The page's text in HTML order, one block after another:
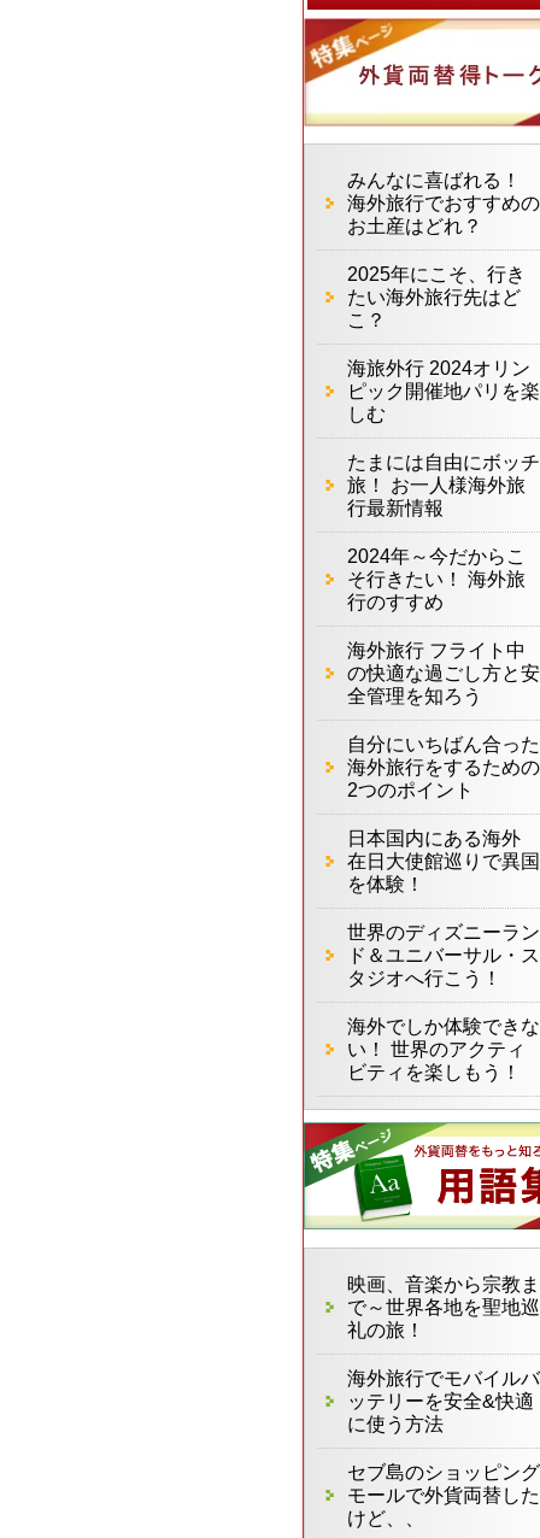
みんなに喜ばれる！
海外旅行でおすすめの
お土産はどれ？
2025年にこそ、行き
たい海外旅行先はど
こ？
海旅外行 2024オリン
ピック開催地パリを楽
しむ
たまには自由にボッチ
旅！ お一人様海外旅
行最新情報
2024年～今だからこ
そ行きたい！ 海外旅
行のすすめ
海外旅行 フライト中
の快適な過ごし方と安
全管理を知ろう
自分にいちばん合った
海外旅行をするための
2つのポイント
日本国内にある海外
在日大使館巡りで異国
を体験！
世界のディズニーラン
ド＆ユニバーサル・ス
タジオへ行こう！
海外でしか体験できな
い！ 世界のアクティ
ビティを楽しもう！
映画、音楽から宗教ま
で～世界各地を聖地巡
礼の旅！
海外旅行でモバイルバ
ッテリーを安全&快適
に使う方法
セブ島のショッピング
モールで外貨両替した
けど、、